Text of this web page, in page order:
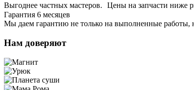
Выгоднее частных мастеров. Цены на запчасти ниже
Гарантия 6 месяцев
Мы даем гарантию не только на выполненные работы,
Нам доверяют